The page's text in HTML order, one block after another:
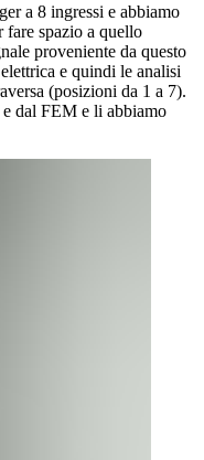
a 8 ingressi e abbiamo
fare spazio a quello
proveniente da questo
e quindi le analisi
(posizioni da 1 a 7).
dal FEM e li abbiamo